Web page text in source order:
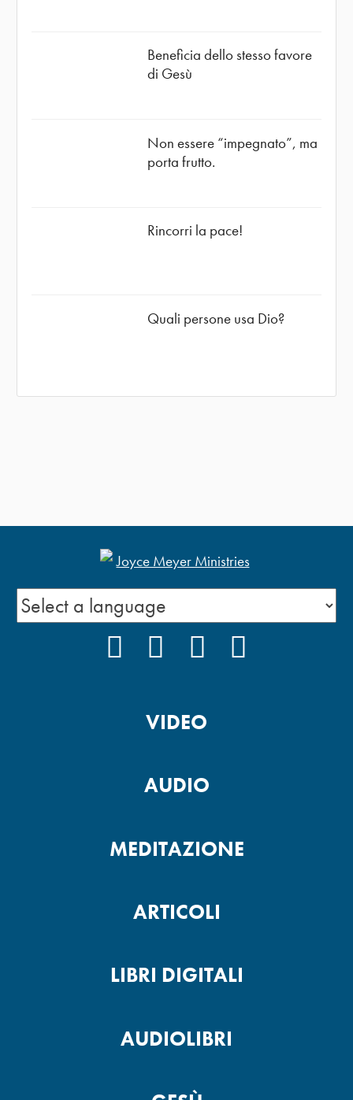
Beneficia dello stesso favore
di Gesù
Non essere “impegnato”, ma
porta frutto.
Rincorri la pace!
Quali persone usa Dio?
VIDEO
AUDIO
MEDITAZIONE
ARTICOLI
LIBRI DIGITALI
AUDIOLIBRI